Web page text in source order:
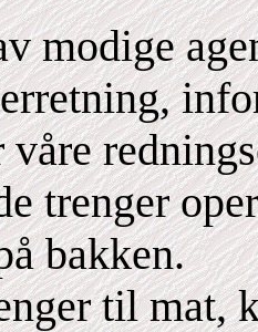
modige
trenger
bakken.
til mat,